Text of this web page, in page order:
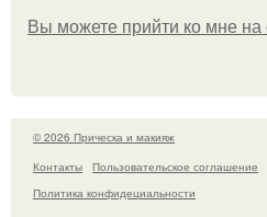
Вы можете прийти ко мне на
© 2026 Прическа и макияж
Контакты
Пользовательское соглашение
Политика конфидециальности